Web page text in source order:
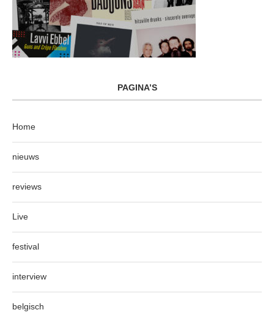
PAGINA’S
Home
nieuws
reviews
Live
festival
interview
belgisch